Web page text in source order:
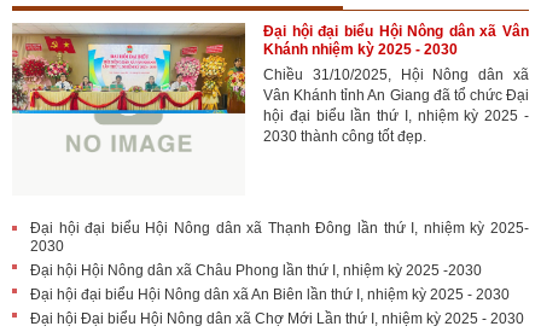
Đại hội đại biểu Hội Nông dân xã Vân
Khánh nhiệm kỳ 2025 - 2030
Chiều 31/10/2025, Hội Nông dân xã
Vân Khánh tỉnh An Giang đã tổ chức Đại
hội đại biểu lần thứ I, nhiệm kỳ 2025 -
2030 thành công tốt đẹp.
Đại hội đại biểu Hội Nông dân xã Thạnh Đông lần thứ I, nhiệm kỳ 2025-
2030
Đại hội Hội Nông dân xã Châu Phong lần thứ I, nhiệm kỳ 2025 -2030
Đại hội đại biểu Hội Nông dân xã An Biên lần thứ I, nhiệm kỳ 2025 - 2030
Đại hội Đại biểu Hội Nông dân xã Chợ Mới Lần thứ I, nhiệm kỳ 2025 - 2030